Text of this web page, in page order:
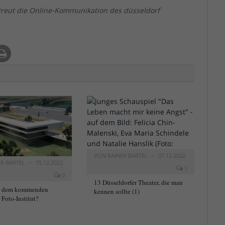
die Online-Kommunikation des düsseldorf
BARTEL
15.12.2022
0
kommenden
Foto-Institut?
VON RAINER BARTEL
07.12.2022
1
13 Düsseldorfer Theater, die man
kennen sollte (1)